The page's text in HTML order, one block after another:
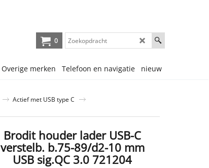
0
Overige merken Telefoon en navigatie nieuw
Actief met USB type C
Brodit houder lader USB-C
verstelb. b.75-89/d2-10 mm
USB sig.QC 3.0 721204